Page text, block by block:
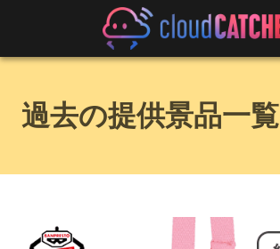
過去の提供景品一覧